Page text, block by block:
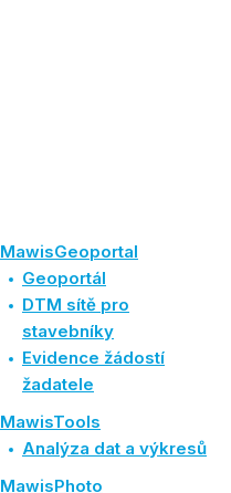
MawisGeoportal
Geoportál
DTM sítě pro
stavebníky
Evidence žádostí
žadatele
MawisTools
Analýza dat a výkresů
MawisPhoto